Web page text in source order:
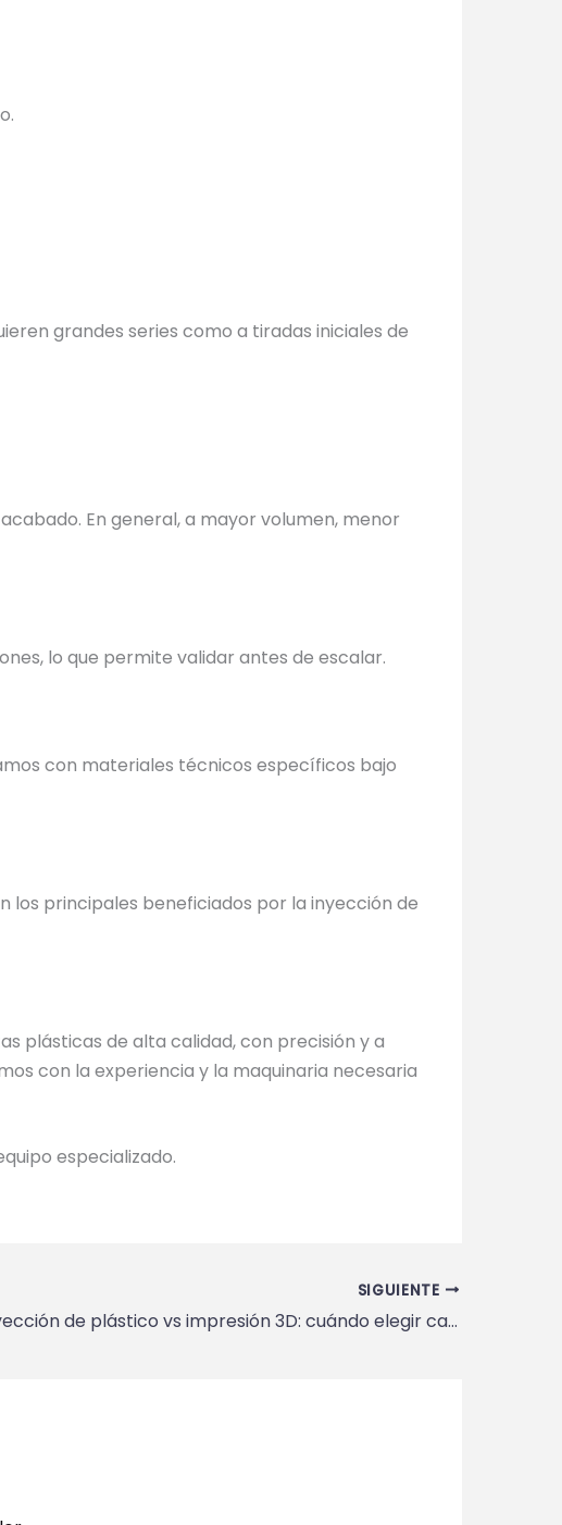
grandes series como a tiradas iniciales de
En general, a mayor volumen, menor
lo que permite validar antes de escalar.
con materiales técnicos específicos bajo
los principales beneficiados por la inyección de
plásticas de alta calidad, con precisión y a
con la experiencia y la maquinaria necesaria
especializado.
SIGUIENTE
Inyección de plástico vs impresión 3D: cuándo elegir cada proceso